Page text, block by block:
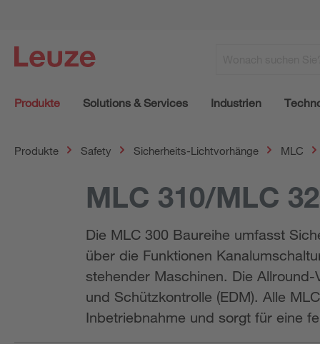
Produkte Solutions & Services Industrien
Produkte Safety Sicherheits-Lichtvorhänge MLC
MLC 310/MLC
Die MLC 300 Baureihe umfasst
über die Funktionen
stehender Maschinen. Die
und Schützkontrolle (EDM). Alle
Inbetriebnahme und sorgt für eine